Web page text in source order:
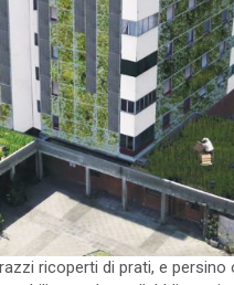
ricoperti di prati, e